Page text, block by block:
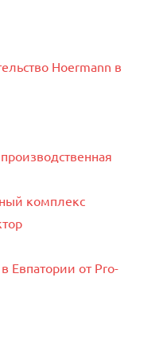
Hoermann в
комплекс
Евпатории от Pro-